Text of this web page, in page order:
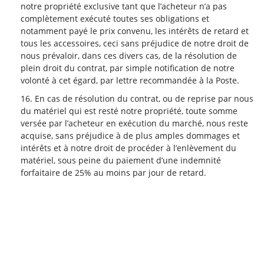
notre propriété exclusive tant que l’acheteur n’a pas
complètement exécuté toutes ses obligations et
notamment payé le prix convenu, les intérêts de retard et
tous les accessoires, ceci sans préjudice de notre droit de
nous prévaloir, dans ces divers cas, de la résolution de
plein droit du contrat, par simple notification de notre
volonté à cet égard, par lettre recommandée à la Poste.
En cas de résolution du contrat, ou de reprise par nous
du matériel qui est resté notre propriété, toute somme
versée par l’acheteur en exécution du marché, nous reste
acquise, sans préjudice à de plus amples dommages et
intérêts et à notre droit de procéder à l’enlèvement du
matériel, sous peine du paiement d’une indemnité
forfaitaire de 25% au moins par jour de retard.